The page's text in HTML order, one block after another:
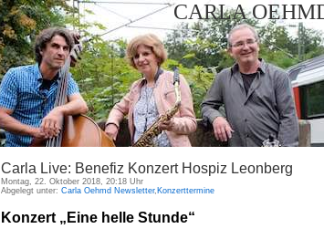
CARLA
Carla Live: Benefiz Konzert Hospiz Leonberg
Montag, 22. Oktober 2018, 20:18 Uhr
Abgelegt unter: Carla Oehmd Newsletter, Konzerttermine
Konzert „Eine helle Stunde“